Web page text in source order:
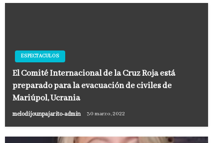
ESPECTACULOS
El Comité Internacional de la Cruz Roja está
preparado para la evacuación de civiles de
Mariúpol, Ucrania
melodijounpajarito-admin 30 marzo, 2022